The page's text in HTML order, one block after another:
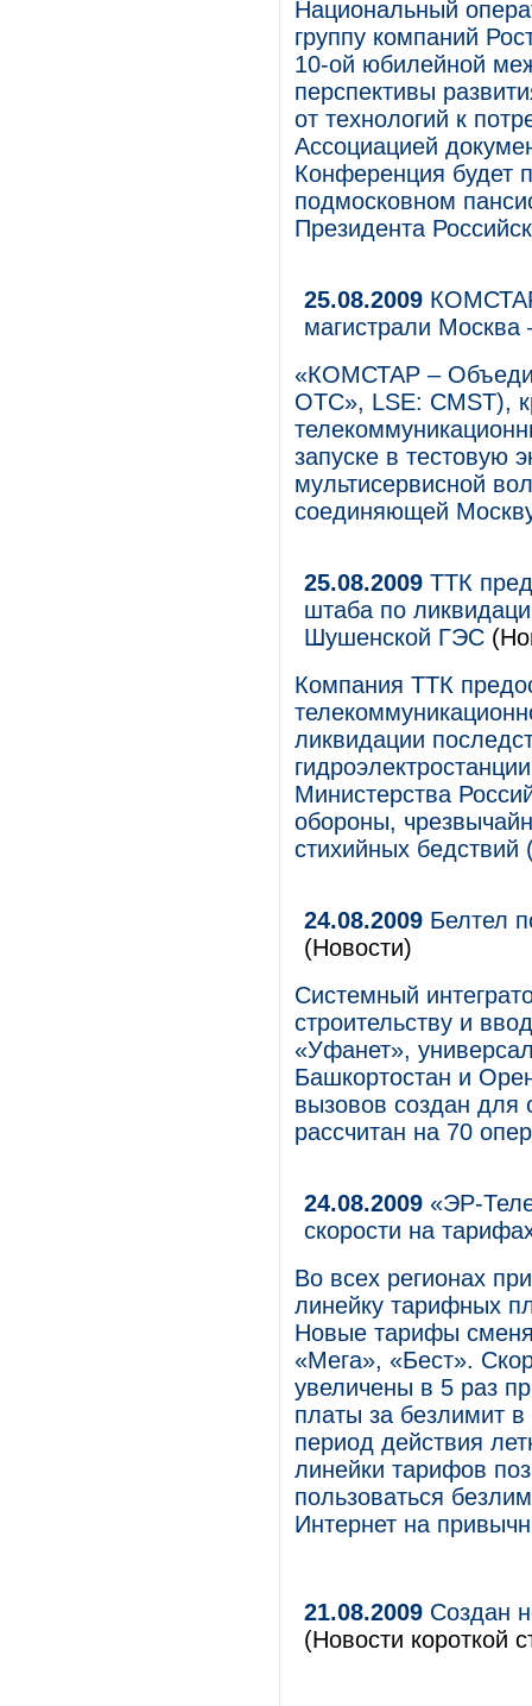
Национальный
группу компаний
10-ой юбилейной
перспективы
от технологий к
Ассоциацией
Конференция будет
подмосковном
Президента
25.08.2009 КОМСТАР
магистрали Москва
«КОМСТАР –
ОТС», LSE: CMST),
запуске в тестовую
мультисервисной
соединяющей
25.08.2009 ТТК
штаба по
Шушенской ГЭС
Компания ТТК
ликвидации
Министерства
обороны,
стихийных
24.08.2009 Белтел
(Новости)
Системный
строительству и
«Уфанет»,
Башкортостан и
вызовов создан для
рассчитан на 70
24.08.2009 «ЭР-
скорости на
Во всех регионах
линейку тарифных
Новые тарифы
«Мега», «Бест».
увеличены в 5 раз
платы за безлимит в
период действия
линейки тарифов
пользоваться
Интернет на
21.08.2009 Создан
(Новости короткой